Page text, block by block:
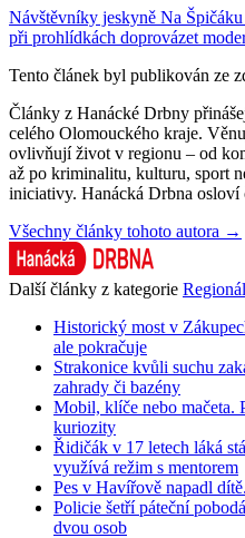
Návštěvníky jeskyně Na
při prohlídkách doprovázet
Tento článek byl publikován ze
Články z Hanácké Drbny
celého Olomouckého kraje.
ovlivňují život v regionu – od
až po kriminalitu, kulturu, sport
iniciativy. Hanácká Drbna osloví
Všechny články tohoto autora →
Další články z kategorie
Historický most v
ale pokračuje
Strakonice kvůli suchu
zahrady či bazény
Mobil, klíče nebo mačeta.
kuriozity
Řidičák v 17 letech láká
využívá režim s mentorem
Pes v Havířově napadl
Policie šetří páteční
dvou osob